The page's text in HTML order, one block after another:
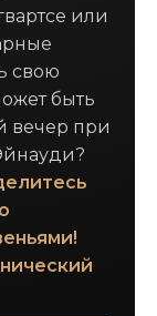
или
свою
быть
вечер при